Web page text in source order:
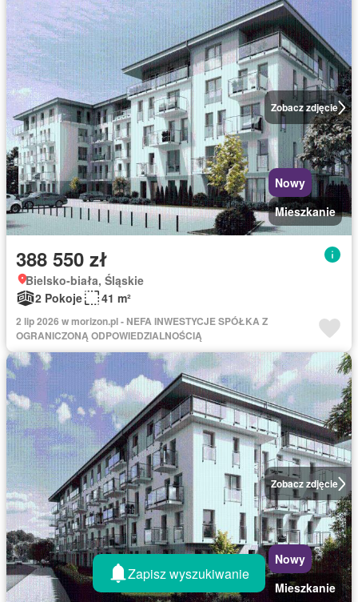
Zobacz zdjęcie
Nowy
Mieszkanie
388 550 zł
Bielsko-biała, Śląskie
2 Pokoje
41 m²
2 lip 2026 w morizon.pl - NEFA INWESTYCJE SPÓŁKA Z
OGRANICZONĄ ODPOWIEDZIALNOŚCIĄ
Zobacz zdjęcie
Nowy
Mieszkanie
Zapisz wyszukiwanie